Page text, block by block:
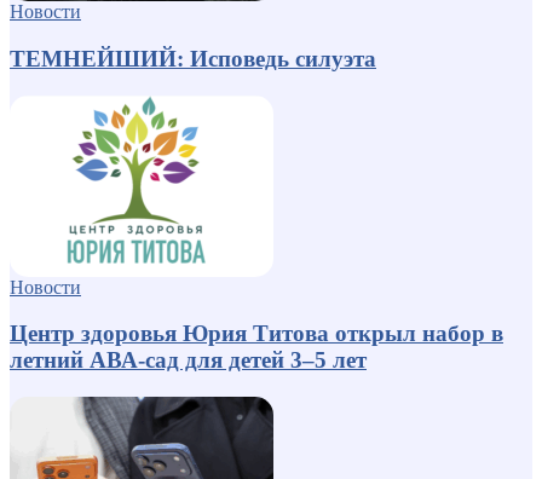
Новости
ТЕМНЕЙШИЙ: Исповедь силуэта
Новости
Центр здоровья Юрия Титова открыл набор в
летний АВА-сад для детей 3–5 лет